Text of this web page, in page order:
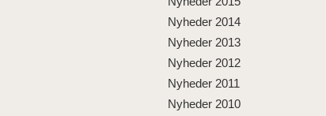
Nyheder 2014
Nyheder 2013
Nyheder 2012
Nyheder 2011
Nyheder 2010